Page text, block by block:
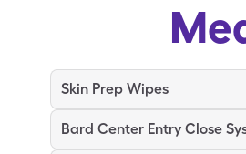
Skin Prep Wipes
Bard Center Entry Close